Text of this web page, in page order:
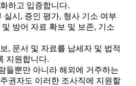
하고 입증합니다.
실시, 증인 평가, 형사 기소 여부
방어 자료 확보 및 보존, 기소
, 문서 및 자료를 납세자 및 법적
지원합니다.
들뿐만 아니라 해외에 거주하는
권자도 이러한 조사직에 지원할